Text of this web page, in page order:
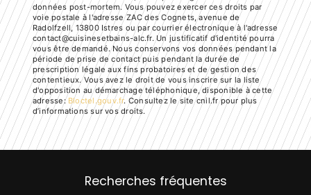
données post-mortem. Vous pouvez exercer ces droits par
voie postale à l'adresse ZAC des Cognets, avenue de
Radolfzell, 13800 Istres ou par courrier électronique à l'adresse
contact@cuisinesetbains-alc.fr. Un justificatif d'identité pourra
vous être demandé. Nous conservons vos données pendant la
période de prise de contact puis pendant la durée de
prescription légale aux fins probatoires et de gestion des
contentieux. Vous avez le droit de vous inscrire sur la liste
d'opposition au démarchage téléphonique, disponible à cette
adresse:
Bloctel.gouv.fr. Consultez le site cnil.fr pour plus
d’informations sur vos droits.
Recherches fréquentes